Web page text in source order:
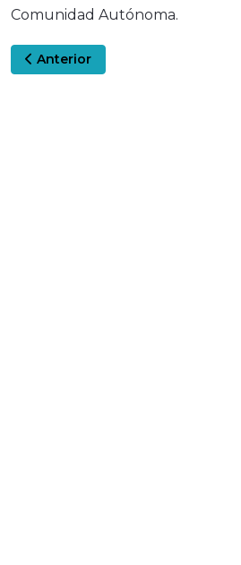
Comunidad Autónoma.
Artículo anterior: ACTIVIDADES
Anterior